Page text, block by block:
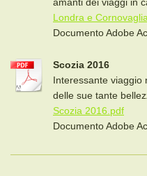
Londra e
Documento Adobe
Scozia 2016
Interessante viaggio
delle sue tante
Scozia 2016.pdf
Documento Adobe